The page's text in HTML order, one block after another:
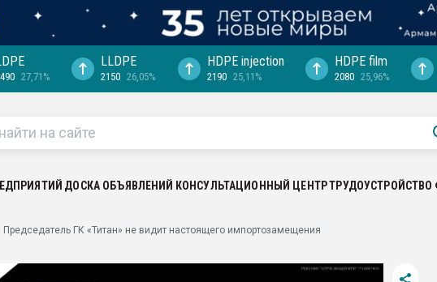
27,71%
LLDPE
2150 26,05%
HDPE injection
2190 25,11%
HDPE film
2080 25,96%
ДОСКА ОБЪЯВЛЕНИЙ КОНСУЛЬТАЦИОННЫЙ ЦЕНТРТРУДОУСТРОЙСТВО
Председатель ГК «Титан» не видит настоящего импортозамещения